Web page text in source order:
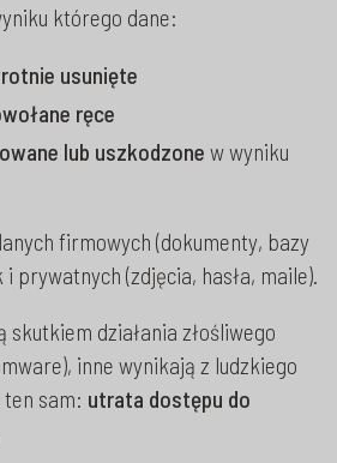
którego dane:
usunięte
ręce
lub uszkodzone w wyniku
firmowych (dokumenty, bazy
prywatnych (zdjęcia, hasła, maile).
działania złośliwego
inne wynikają z ludzkiego
ten sam: utrata dostępu do